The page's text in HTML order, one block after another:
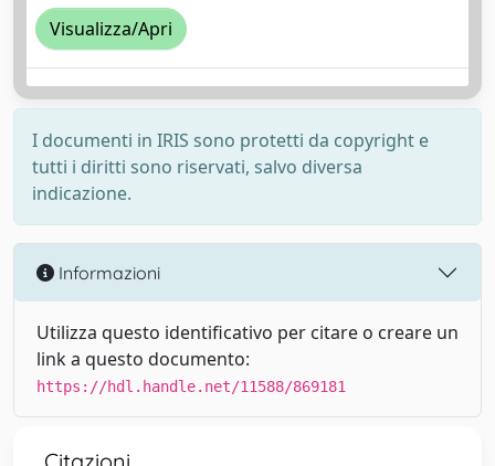
Visualizza/Apri
I documenti in IRIS sono protetti da copyright e
tutti i diritti sono riservati, salvo diversa
indicazione.
Informazioni
Utilizza questo identificativo per citare o creare un
link a questo documento:
https://hdl.handle.net/11588/869181